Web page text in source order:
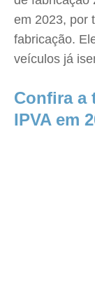
em 2023, por
fabricação.
veículos já
Confira a
IPVA em